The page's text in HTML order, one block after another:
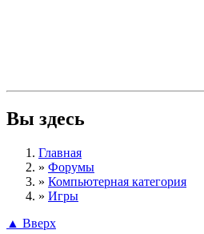
Вы здесь
Главная
» Форумы
» Компьютерная категория
» Игры
▲ Вверх